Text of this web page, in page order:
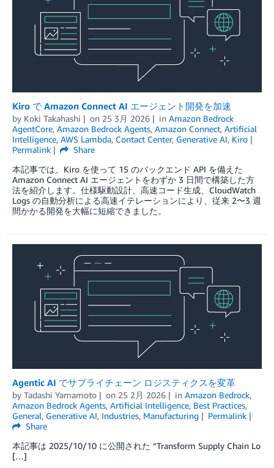
Kiro で Amazon Connect AI エージェント開発を加速
by Koki Takahashi on 25 3月 2026 in Amazon Bedrock
AgentCore, Amazon Bedrock Agents, Amazon Connect, Artificial
Intelligence, AWS Lambda, Contact Center, Generative AI, Kiro
Permalink
Share
本記事では、Kiro を使って 15 のバックエンド API を備えた
Amazon Connect AI エージェントをわずか 3 日間で構築した方
法を紹介します。仕様駆動設計、高速コード生成、CloudWatch
Logs の自動分析による高速イテレーションにより、従来 2〜3 週
間かかる開発を大幅に短縮できました。
Agentic AI でサプライチェーン ロジスティクスを変革
by Tadashi Yamamoto on 25 2月 2026 in Amazon Bedrock,
Amazon Bedrock Agents, Artificial Intelligence, Best Practices,
General, Generative AI, Industries, Manufacturing
Permalink
Share
本記事は 2025/10/10 に公開された “Transform Supply Chain Lo
[…]